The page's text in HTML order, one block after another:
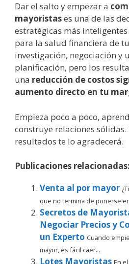
Dar el salto y empezar a
mayoristases una de las
estratégicas más
para la salud financiera de
investigación, negociación y
planificación, pero los
una reducción de costos
aumento directo en tu
Empieza poco a poco,
construye relaciones
resultados te lo agradecerá.
Publicaciones relacionadas:
Venta al por mayor
que no termina de ponerse
Secretos de
Negociar Precios y
un Experto Cuando
mayor, es fácil caer...
Lotes Mayoristas En